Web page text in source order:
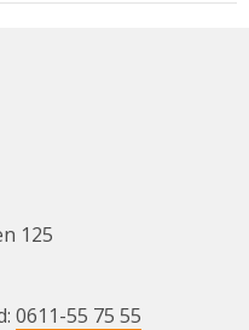
125
0611-55 75 55